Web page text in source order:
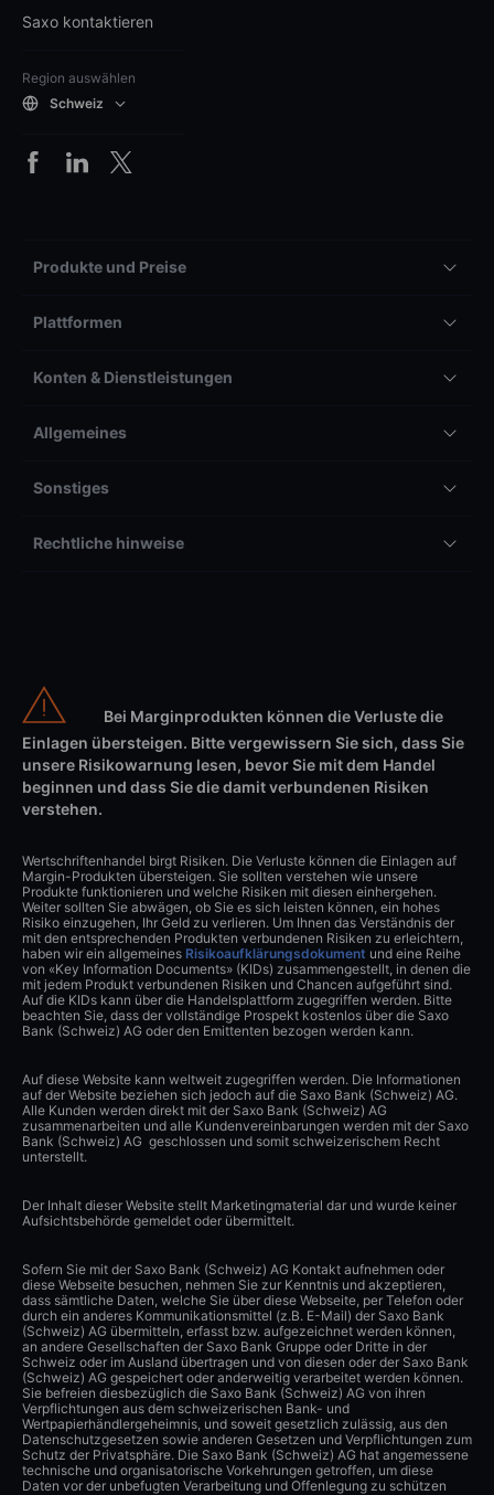
Saxo kontaktieren
Region auswählen
Schweiz
Produkte und Preise
Plattformen
Konten & Dienstleistungen
Allgemeines
Sonstiges
Rechtliche hinweise
Bei Marginprodukten können die Verluste die
Einlagen übersteigen. Bitte vergewissern Sie sich, dass Sie
unsere Risikowarnung lesen, bevor Sie mit dem Handel
beginnen und dass Sie die damit verbundenen Risiken
verstehen.
Wertschriftenhandel birgt Risiken. Die Verluste können die Einlagen auf
Margin-Produkten übersteigen. Sie sollten verstehen wie unsere
Produkte funktionieren und welche Risiken mit diesen einhergehen.
Weiter sollten Sie abwägen, ob Sie es sich leisten können, ein hohes
Risiko einzugehen, Ihr Geld zu verlieren. Um Ihnen das Verständnis der
mit den entsprechenden Produkten verbundenen Risiken zu erleichtern,
haben wir ein allgemeines Risikoaufklärungsdokument und eine Reihe
von «Key Information Documents» (KIDs) zusammengestellt, in denen die
mit jedem Produkt verbundenen Risiken und Chancen aufgeführt sind.
Auf die KIDs kann über die Handelsplattform zugegriffen werden. Bitte
beachten Sie, dass der vollständige Prospekt kostenlos über die Saxo
Bank (Schweiz) AG oder den Emittenten bezogen werden kann.
Auf diese Website kann weltweit zugegriffen werden. Die Informationen
auf der Website beziehen sich jedoch auf die Saxo Bank (Schweiz) AG.
Alle Kunden werden direkt mit der Saxo Bank (Schweiz) AG
zusammenarbeiten und alle Kundenvereinbarungen werden mit der Saxo
Bank (Schweiz) AG geschlossen und somit schweizerischem Recht
unterstellt.
Der Inhalt dieser Website stellt Marketingmaterial dar und wurde keiner
Aufsichtsbehörde gemeldet oder übermittelt.
Sofern Sie mit der Saxo Bank (Schweiz) AG Kontakt aufnehmen oder
diese Webseite besuchen, nehmen Sie zur Kenntnis und akzeptieren,
dass sämtliche Daten, welche Sie über diese Webseite, per Telefon oder
durch ein anderes Kommunikationsmittel (z.B. E-Mail) der Saxo Bank
(Schweiz) AG übermitteln, erfasst bzw. aufgezeichnet werden können,
an andere Gesellschaften der Saxo Bank Gruppe oder Dritte in der
Schweiz oder im Ausland übertragen und von diesen oder der Saxo Bank
(Schweiz) AG gespeichert oder anderweitig verarbeitet werden können.
Sie befreien diesbezüglich die Saxo Bank (Schweiz) AG von ihren
Verpflichtungen aus dem schweizerischen Bank- und
Wertpapierhändlergeheimnis, und soweit gesetzlich zulässig, aus den
Datenschutzgesetzen sowie anderen Gesetzen und Verpflichtungen zum
Schutz der Privatsphäre. Die Saxo Bank (Schweiz) AG hat angemessene
technische und organisatorische Vorkehrungen getroffen, um diese
Daten vor der unbefugten Verarbeitung und Offenlegung zu schützen